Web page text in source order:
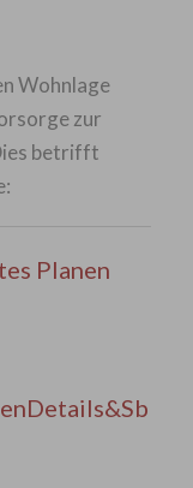
Wohnlage
zur
betrifft
Planen